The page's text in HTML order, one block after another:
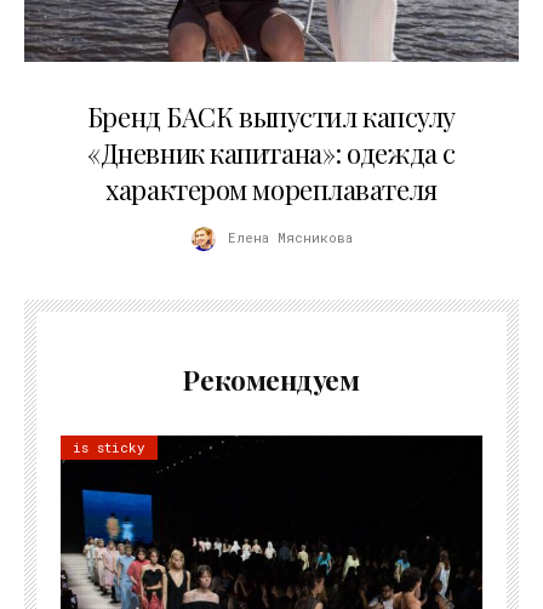
Бренд БАСК выпустил капсулу
«Дневник капитана»: одежда с
характером мореплавателя
Елена Мясникова
Рекомендуем
is sticky